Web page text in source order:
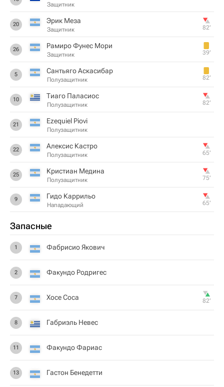
Защитник
20 Эрик Меза
Защитник 82‎’‎
26 Рамиро Фунес Мори
Защитник 39‎’‎
5 Сантьяго Аскасибар
Полузащитник 82‎’‎
10 Тиаго Паласиос
Полузащитник 82‎’‎
21 Ezequiel Piovi
Полузащитник
22 Алексис Кастро
Полузащитник 65‎’‎
25 Кристиан Медина
Полузащитник 75‎’‎
9 Гидо Каррильо
Нападающий 65‎’‎
Запасные
1 Фабрисио Якович
2 Факундо Родригес
7 Хосе Соса 82‎’‎
8 Габриэль Невес
11 Факундо Фариас
13 Гастон Бенедетти